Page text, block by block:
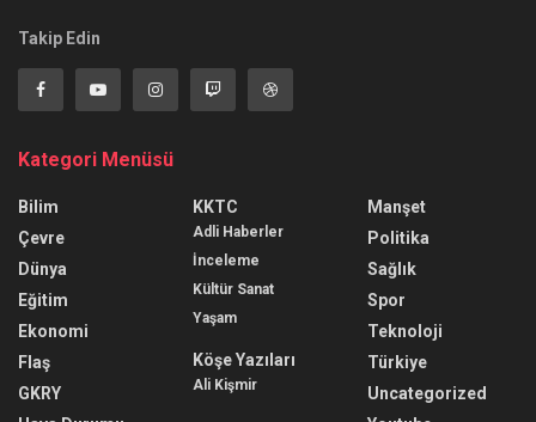
Takip Edin
Kategori Menüsü
Bilim
Çevre
Dünya
Eğitim
Ekonomi
Flaş
GKRY
KKTC
Adli Haberler
İnceleme
Kültür Sanat
Yaşam
Köşe Yazıları
Ali Kişmir
Manşet
Politika
Sağlık
Spor
Teknoloji
Türkiye
Uncategorized